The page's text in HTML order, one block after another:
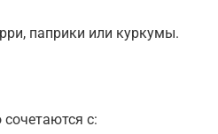
паприки или куркумы.
с: